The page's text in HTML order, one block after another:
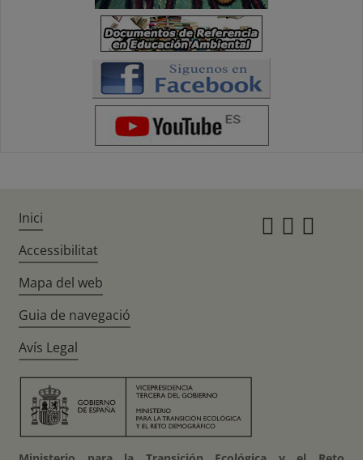
Inici
Accessibilitat
Mapa del web
Guia de navegació
Avís Legal